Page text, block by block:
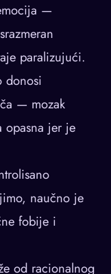
—
paralizujući.
donosi
— mozak
opasna jer je
naučno je
fobije i
od racionalnog